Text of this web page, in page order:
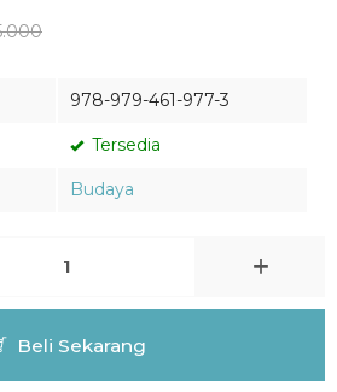
978-979-461-977-3
Tersedia
Budaya
+
Beli Sekarang